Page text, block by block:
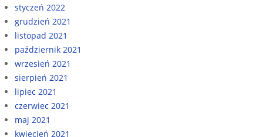
styczeń 2022
grudzień 2021
listopad 2021
październik 2021
wrzesień 2021
sierpień 2021
lipiec 2021
czerwiec 2021
maj 2021
kwiecień 2021